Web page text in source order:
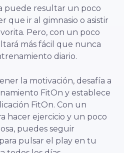
puede resultar un poco
que ir al gimnasio o asistir
Pero, con un poco
más fácil que nunca
diario.
la motivación, desafía a
FitOn y establece
FitOn. Con un
hacer ejercicio y un poco
puedes seguir
pulsar el play en tu